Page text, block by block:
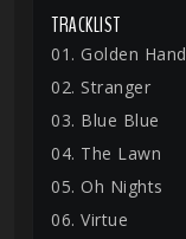
TRACKLIST
01. Golden Hand
02. Stranger
03. Blue Blue
04. The Lawn
05. Oh Nights
06. Virtue